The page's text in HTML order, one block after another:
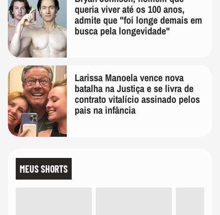
queria viver até os 100 anos,
admite que "foi longe demais em
busca pela longevidade"
Larissa Manoela vence nova
batalha na Justiça e se livra de
contrato vitalício assinado pelos
pais na infância
MEUS SHORTS